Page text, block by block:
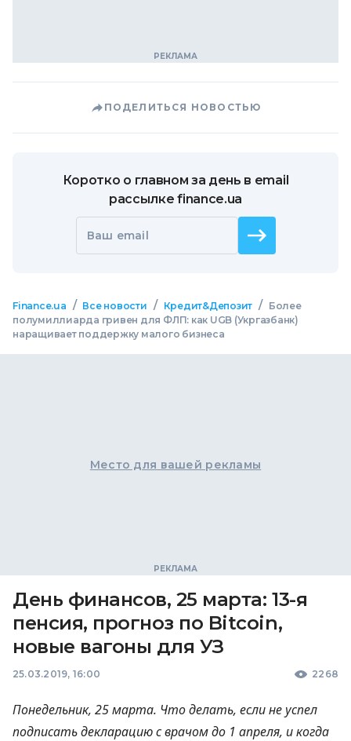
ПОДЕЛИТЬСЯ НОВОСТЬЮ
Коротко о главном за день в email
рассылке finance.ua
Ваш email
Finance.ua / Все новости / Кредит&Депозит /
Более
полумиллиарда гривен для ФЛП: как UGB (Укргазбанк)
наращивает поддержку малого бизнеса
Место для вашей рекламы
День финансов, 25 марта: 13-я
пенсия, прогноз по Bitcoin,
новые вагоны для УЗ
25.03.2019, 16:00 2268
Понедельник, 25 марта. Что делать, если не успел
подписать декларацию с врачом до 1 апреля, и когда